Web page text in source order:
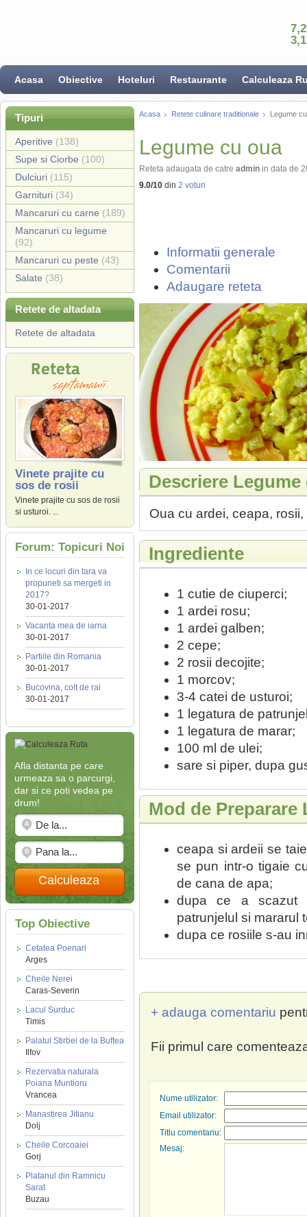
Acasa Obiective Hoteluri Restaurante Calculeaza
Tipuri
Aperitive (138)
Supe si Ciorbe (100)
Dulciuri (115)
Garnituri (34)
Mancaruri cu carne (189)
Mancaruri cu legume
(92)
Mancaruri cu peste (43)
Salate (38)
Retete de altadata
Retete de altadata
Vinete prajite cu
sos de rosii
Vinete prajite cu sos de rosii
si usturoi. ...
Forum: Topicuri Noi
In ce locuri din tara va
propuneti sa mergeti in
2017?
30-01-2017
Vacanta mea de iarna
30-01-2017
Partiile din Romania
30-01-2017
Bucovina, colt de rai
30-01-2017
Afla distanta pe care
urmeaza sa o parcurgi,
dar si ce poti vedea pe
drum!
Calculeaza
Top Obiective
Cetatea Poenari
Arges
Cheile Nerei
Caras-Severin
Lacul Surduc
Timis
Palatul Stirbei de la Buftea
Ilfov
Rezervatia naturala
Poiana Muntioru
Vrancea
Manastirea Jitianu
Dolj
Cheile Corcoaiei
Gorj
Platanul din Ramnicu
Sarat
Buzau
Acasa Retete culinare traditionale Legume
Legume cu oua
Reteta adaugata de catre admin in data de
9.0/10 din 2 voturi
Informatii generale
Comentarii
Adaugare reteta
Descriere Legume
Oua cu ardei, ceapa,
Ingrediente
1 cutie de ciuperci;
1 ardei rosu;
1 ardei galben;
2 cepe;
2 rosii decojite;
1 morcov;
3-4 catei de usturoi;
1 legatura de
1 legatura de marar;
100 ml de ulei;
sare si piper, dupa
Mod de Preparare
ceapa si ardeii se
se pun intr-o tigaie
de cana de apa;
dupa ce a scazut
patrunjelul si mararul
dupa ce rosiile s-au
+ adauga comentariu
Fii primul care
Nume utilizator:
Email utilizator:
Titlu comentariu:
Mesaj: